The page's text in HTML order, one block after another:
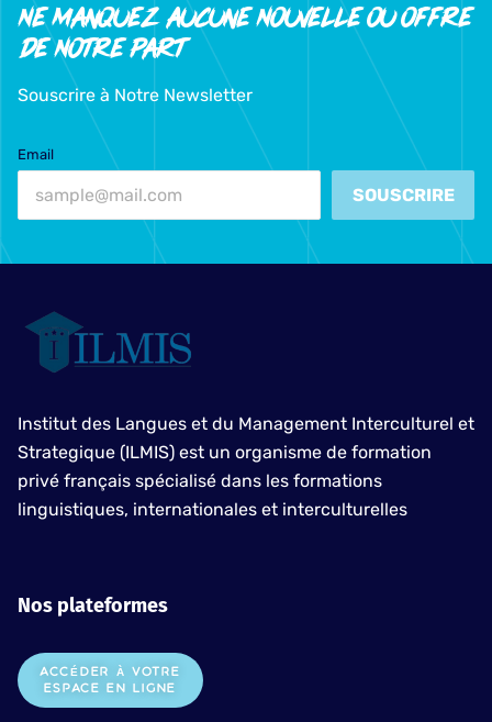
Ne Manquez Aucune Nouvelle Ou Offre
De Notre Part
Souscrire à Notre Newsletter
Email
SOUSCRIRE
Institut des Langues et du Management Interculturel et
Strategique (ILMIS) est un organisme de formation
privé français spécialisé dans les formations
linguistiques, internationales et interculturelles
Nos plateformes
ACCÉDER À VOTRE
ESPACE EN LIGNE